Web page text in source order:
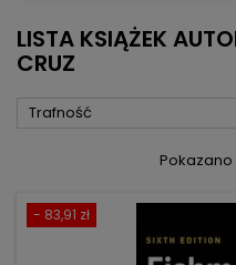
LISTA KSIĄŻEK
CRUZ
Trafność
Pokazano
- 83,91 zł